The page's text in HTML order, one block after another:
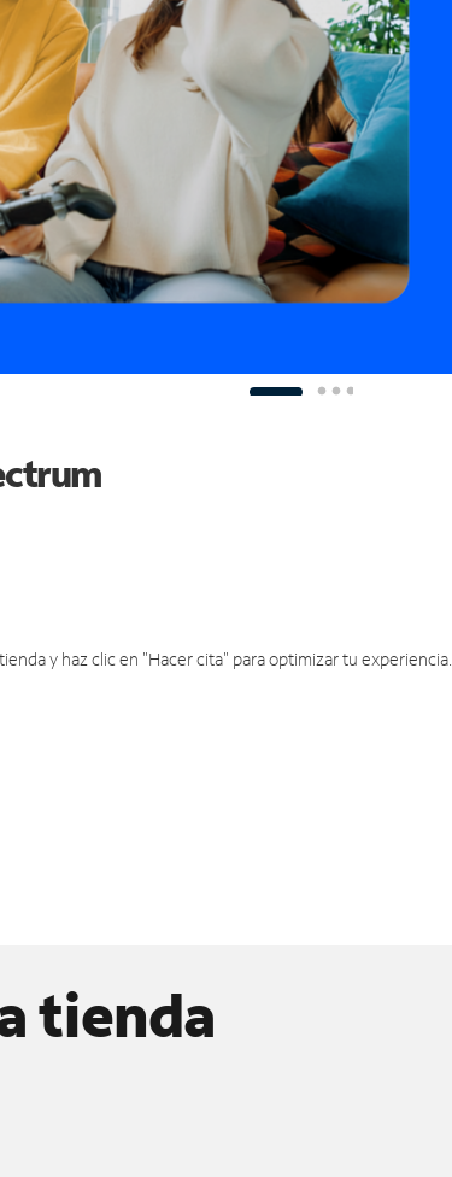
y haz clic en "Hacer cita" para optimizar tu experiencia.
tienda